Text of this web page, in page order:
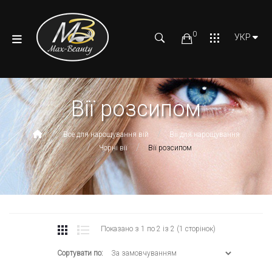
0 УКР
Вії розсипом
Все для нарощування вій
Вії для нарощування
Чорні вії
Вії розсипом
Показано з 1 по 2 із 2 (1 сторінок)
Сортувати по: